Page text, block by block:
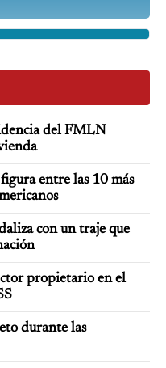
del FMLN
entre las 10 más
con un traje que
propietario en el
durante las